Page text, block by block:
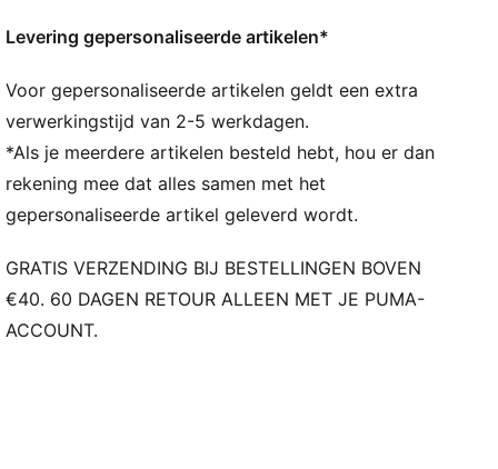
Levering gepersonaliseerde artikelen*
Voor gepersonaliseerde artikelen geldt een extra
verwerkingstijd van 2-5 werkdagen.
*Als je meerdere artikelen besteld hebt, hou er dan
rekening mee dat alles samen met het
gepersonaliseerde artikel geleverd wordt.
GRATIS VERZENDING BIJ BESTELLINGEN BOVEN
€40. 60 DAGEN RETOUR ALLEEN MET JE PUMA-
ACCOUNT.